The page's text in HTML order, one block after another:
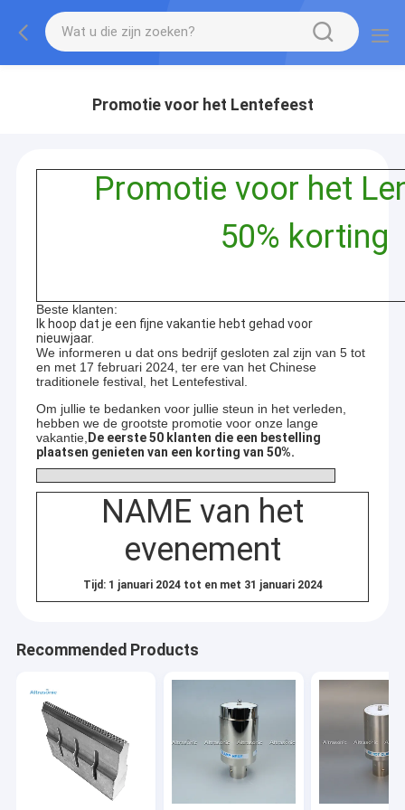
Promotie voor het Lentefeest
Promotie voor het
50% korting
Beste klanten:
Ik hoop dat je een fijne vakantie hebt gehad voor
nieuwjaar.
We informeren u dat ons bedrijf gesloten zal zijn van 5 tot
en met 17 februari 2024, ter ere van het Chinese
traditionele festival, het Lentefestival.
Om jullie te bedanken voor jullie steun in het verleden,
hebben we de grootste promotie voor onze lange
vakantie, De eerste 50 klanten die een bestelling
plaatsen genieten van een korting van 50%.
NAME van het
evenement
Tijd: 1 januari 2024 tot en met 31 januari 2024
Recommended Products